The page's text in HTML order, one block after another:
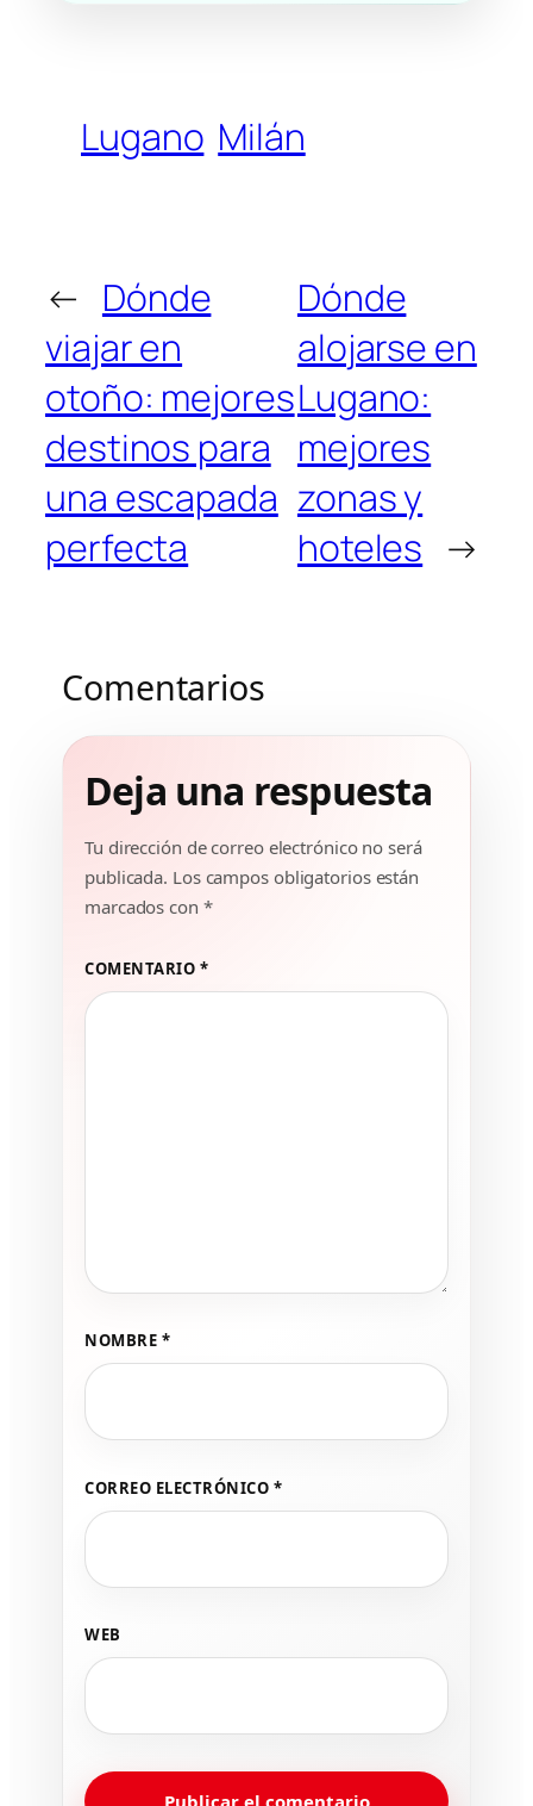
Lugano Milán
← Dónde
viajar en
otoño: mejores
destinos para
una escapada
perfecta
Dónde
alojarse en
Lugano:
mejores
zonas y
hoteles →
Comentarios
Deja una respuesta
Tu dirección de correo electrónico no será
publicada. Los campos obligatorios están
marcados con *
COMENTARIO *
NOMBRE *
CORREO ELECTRÓNICO *
WEB